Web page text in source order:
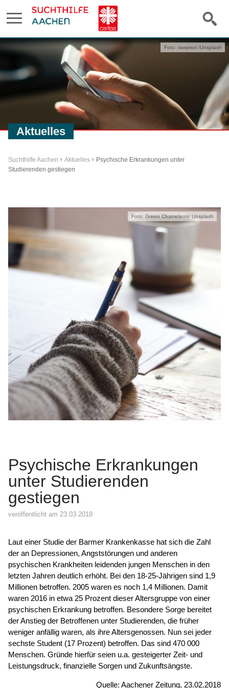
Aktuelles
Foto: rawpixel /Unsplash
Suchthilfe Aachen Aktuelles
Psychische Erkrankungen unter
Studierenden gestiegen
Psychische Erkrankungen
unter Studierenden
gestiegen
veröffentlicht am 23.03.2018
Laut einer Studie der Barmer Krankenkasse hat sich die Zahl
der an Depressionen, Angststörungen und anderen
psychischen Krankheiten leidenden jungen Menschen in den
letzten Jahren deutlich erhöht. Bei den 18-25-Jährigen sind 1,9
Millionen betroffen. 2005 waren es noch 1,4 Millionen. Damit
waren 2016 in etwa 25 Prozent dieser Altersgruppe von einer
psychischen Erkrankung betroffen. Besondere Sorge bereitet
der Anstieg der Betroffenen unter Studierenden, die früher
weniger anfällig waren, als ihre Altersgenossen. Nun sei jeder
sechste Student (17 Prozent) betroffen. Das sind 470 000
Menschen. Gründe hierfür seien u.a. gesteigerter Zeit- und
Leistungsdruck, finanzielle Sorgen und Zukunftsängste.
Quelle: Aachener Zeitung, 23.02.2018
Foto: Green Chameleon/ Unsplash